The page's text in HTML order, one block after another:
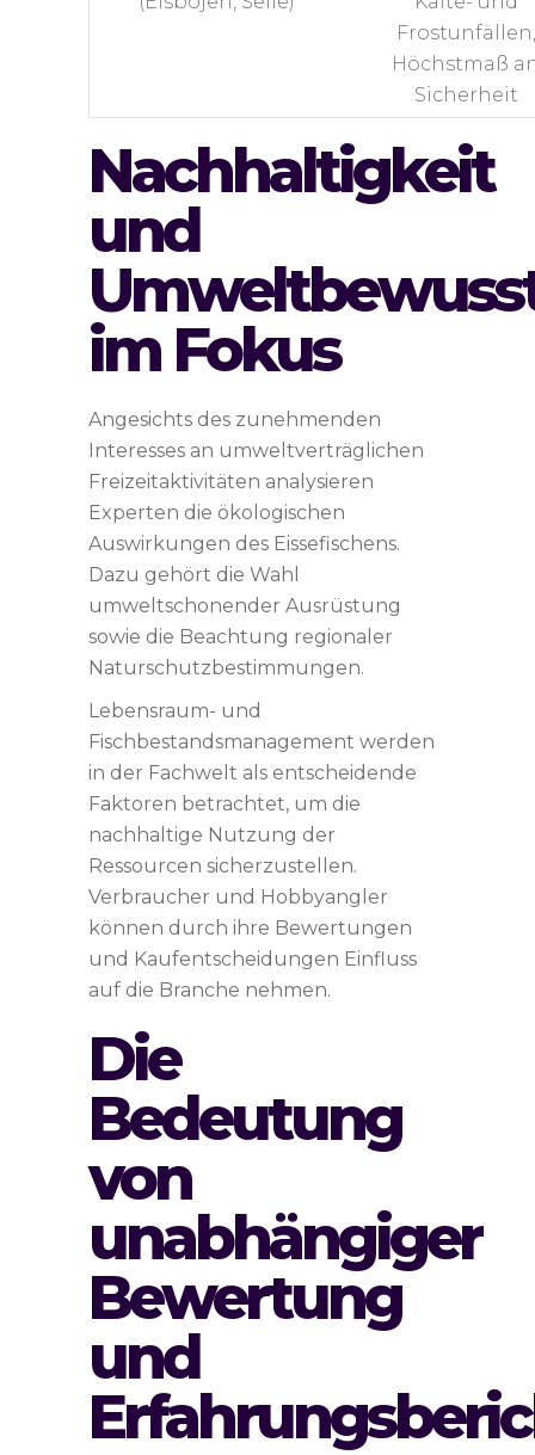
Frostunfällen,
Höchstmaß
Sicherheit
Nachhaltigkeit
und
im Fokus
Angesichts des zunehmenden
Interesses an umweltverträglichen
Freizeitaktivitäten analysieren
Experten die ökologischen
Auswirkungen des Eissefischens.
Dazu gehört die Wahl
umweltschonender Ausrüstung
sowie die Beachtung regionaler
Naturschutzbestimmungen.
Lebensraum- und
Fischbestandsmanagement werden
in der Fachwelt als entscheidende
Faktoren betrachtet, um die
nachhaltige Nutzung der
Ressourcen sicherzustellen.
Verbraucher und Hobbyangler
können durch ihre Bewertungen
und Kaufentscheidungen Einfluss
auf die Branche nehmen.
Die
Bedeutung
von
unabhängiger
Bewertung
und